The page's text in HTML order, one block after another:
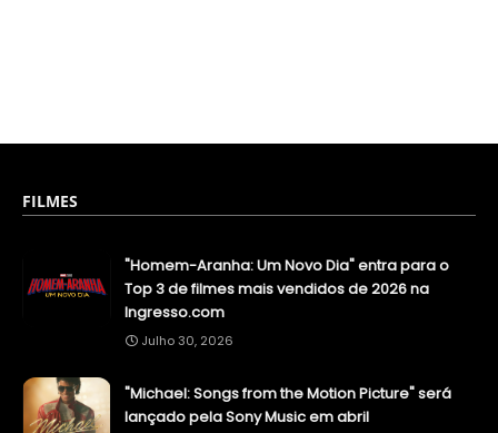
FILMES
"Homem-Aranha: Um Novo Dia" entra para o
Top 3 de filmes mais vendidos de 2026 na
Ingresso.com
Julho 30, 2026
"Michael: Songs from the Motion Picture" será
lançado pela Sony Music em abril